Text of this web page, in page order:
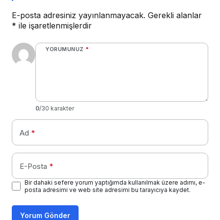
E-posta adresiniz yayınlanmayacak. Gerekli alanlar
* ile işaretlenmişlerdir
YORUMUNUZ *
0/30 karakter
Ad *
E-Posta *
Bir dahaki sefere yorum yaptığımda kullanılmak üzere adımı, e-
posta adresimi ve web site adresimi bu tarayıcıya kaydet.
Yorum Gönder